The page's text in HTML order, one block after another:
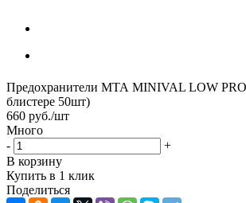
Предохранители МТА MINIVAL LOW
блистере 50шт)
660 руб./шт
Много
-
+
В корзину
Купить в 1 клик
Поделиться